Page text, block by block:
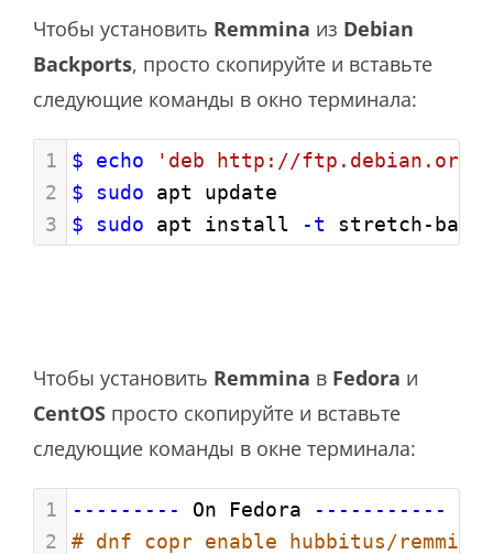
Чтобы установить Remmina из Debian
Backports, просто скопируйте и вставьте
следующие команды в окно терминала:
1 $ echo
'deb http://ftp.debian.org/
2
$ sudo apt update
3
$ sudo apt install -t stretch-
Чтобы установить Remmina в Fedora и
CentOS просто скопируйте и вставьте
следующие команды в окне терминала:
1 --------- On Fedora
-----------
2
# dnf copr enable hubbitus/